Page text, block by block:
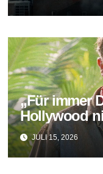
„Für immer
Hollywood
Sam Neill
JULI 15, 2026